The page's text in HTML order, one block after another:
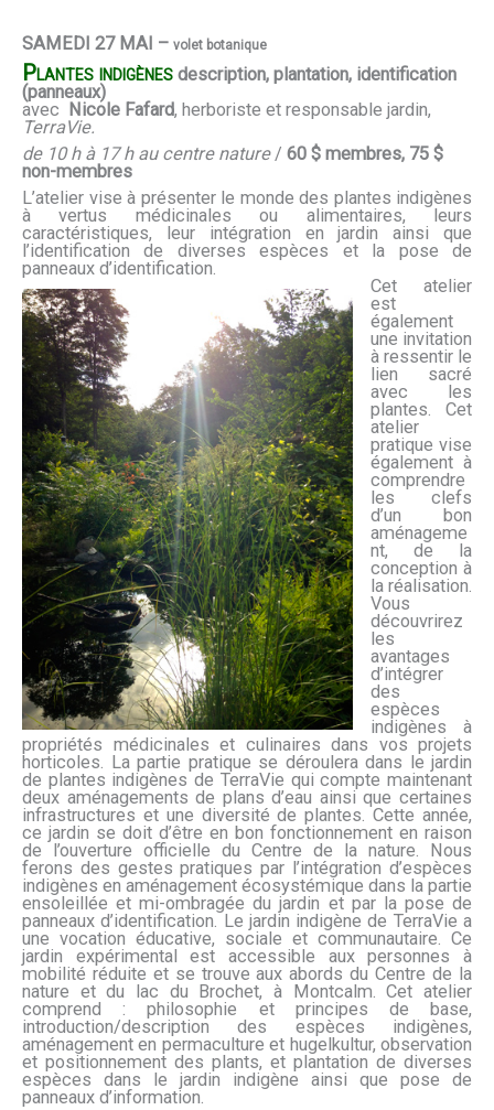
SAMEDI 27 MAI – volet botanique
Plantes indigènes description, plantation, identification
(panneaux)
avec Nicole Fafard, herboriste et responsable jardin,
TerraVie.
de 10 h à 17 h au centre nature/ 60 $ membres, 75 $
non-membres
L’atelier vise à présenter le monde des plantes indigènes
à vertus médicinales ou alimentaires, leurs
caractéristiques, leur intégration en jardin ainsi que
l’identification de diverses espèces et la pose de
panneaux d’identification.
Cet atelier
est
également
une invitation
à ressentir le
lien sacré
avec les
plantes. Cet
atelier
pratique vise
également à
comprendre
les clefs
d’un bon
aménageme
nt, de la
conception à
la réalisation.
Vous
découvrirez
les
avantages
d’intégrer
des
espèces
indigènes à
propriétés médicinales et culinaires dans vos projets
horticoles. La partie pratique se déroulera dans le jardin
de plantes indigènes de TerraVie qui compte maintenant
deux aménagements de plans d’eau ainsi que certaines
infrastructures et une diversité de plantes. Cette année,
ce jardin se doit d’être en bon fonctionnement en raison
de l’ouverture officielle du Centre de la nature. Nous
ferons des gestes pratiques par l’intégration d’espèces
indigènes en aménagement écosystémique dans la partie
ensoleillée et mi-ombragée du jardin et par la pose de
panneaux d’identification. Le jardin indigène de TerraVie a
une vocation éducative, sociale et communautaire. Ce
jardin expérimental est accessible aux personnes à
mobilité réduite et se trouve aux abords du Centre de la
nature et du lac du Brochet, à Montcalm. Cet atelier
comprend : philosophie et principes de base,
introduction/description des espèces indigènes,
aménagement en permaculture et hugelkultur, observation
et positionnement des plants, et plantation de diverses
espèces dans le jardin indigène ainsi que pose de
panneaux d’information.